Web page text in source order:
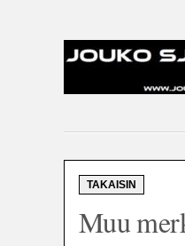
TAKAISIN
Muu